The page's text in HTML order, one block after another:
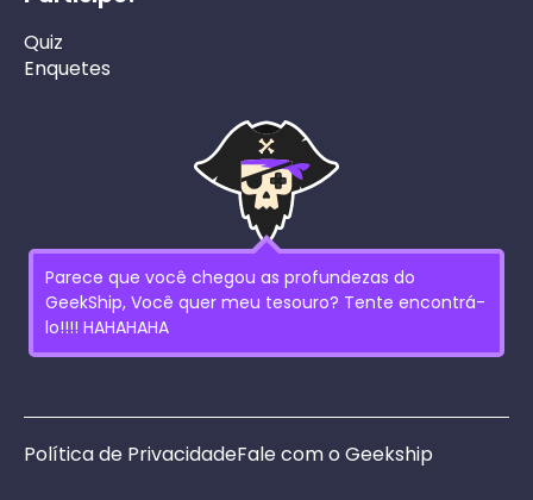
Quiz
Enquetes
Parece que você chegou as profundezas do
GeekShip, Você quer meu tesouro? Tente encontrá-
lo!!!! HAHAHAHA
Política de PrivacidadeFale com o Geekship